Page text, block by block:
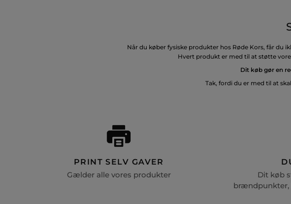
Når du køber fysiske produkter hos Røde Kors, får du
Hvert produkt er med til at støtte
Dit køb gør en
Tak, fordi du er med til at
PRINT SELV GAVER
Gælder alle vores produkter
Dit køb
brændpunkter,